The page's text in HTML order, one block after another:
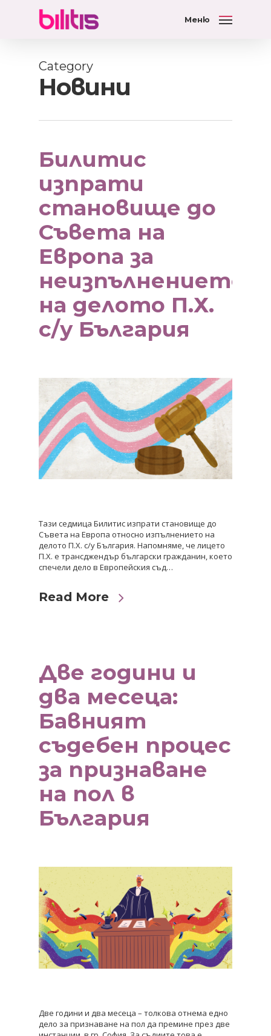
Меню
Category
Новини
Билитис
изпрати
становище до
Съвета на
Европа за
неизпълнението
на делото П.Х.
с/у България
Тази седмица Билитис изпрати становище до
Съвета на Европа относно изпълнението на
делото П.Х. с/у България. Напомняме, че лицето
П.Х. е трансджендър български гражданин, което
спечели дело в Европейския съд…
Read More
Две години и
два месеца:
Бавният
съдебен процес
за признаване
на пол в
България
Две години и два месеца – толкова отнема едно
дело за признаване на пол да премине през две